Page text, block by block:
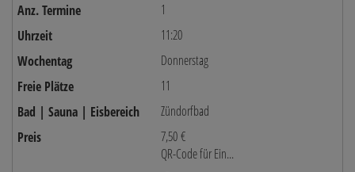
1
11:20
Donnerstag
11
Zündorfbad
7,50 €
QR-Code für Ein...